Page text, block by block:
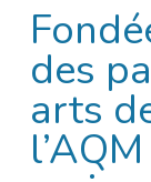
des
arts